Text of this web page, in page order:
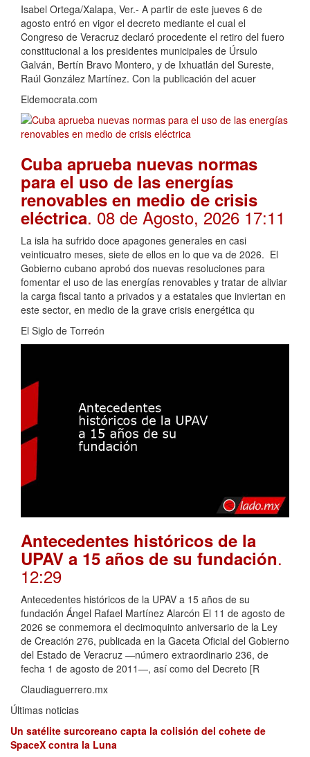
Isabel Ortega/Xalapa, Ver.- A partir de este jueves 6 de
agosto entró en vigor el decreto mediante el cual el
Congreso de Veracruz declaró procedente el retiro del fuero
constitucional a los presidentes municipales de Úrsulo
Galván, Bertín Bravo Montero, y de Ixhuatlán del Sureste,
Raúl González Martínez. Con la publicación del acuer
Eldemocrata.com
Cuba aprueba nuevas normas
para el uso de las energías
renovables en medio de crisis
eléctrica. 08 de Agosto, 2026 17:11
La isla ha sufrido doce apagones generales en casi
veinticuatro meses, siete de ellos en lo que va de 2026. El
Gobierno cubano aprobó dos nuevas resoluciones para
fomentar el uso de las energías renovables y tratar de aliviar
la carga fiscal tanto a privados y a estatales que inviertan en
este sector, en medio de la grave crisis energética qu
El Siglo de Torreón
Antecedentes históricos de la
UPAV a 15 años de su fundación.
12:29
Antecedentes históricos de la UPAV a 15 años de su
fundación Ángel Rafael Martínez Alarcón El 11 de agosto de
2026 se conmemora el decimoquinto aniversario de la Ley
de Creación 276, publicada en la Gaceta Oficial del Gobierno
del Estado de Veracruz —número extraordinario 236, de
fecha 1 de agosto de 2011—, así como del Decreto [R
Claudiaguerrero.mx
Últimas noticias
Un satélite surcoreano capta la colisión del cohete de
SpaceX contra la Luna